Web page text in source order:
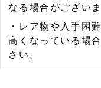
なる場合がございま
・レア物や入手困
高くなっている場
さい。